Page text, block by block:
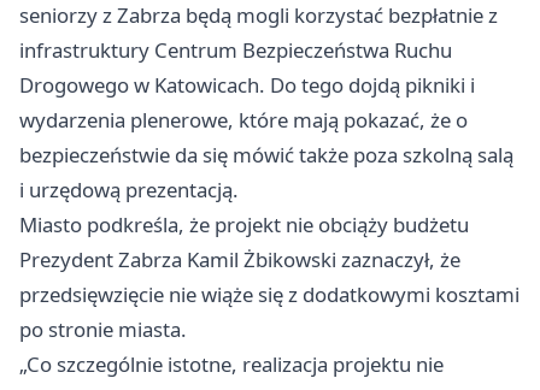
seniorzy z Zabrza będą mogli korzystać bezpłatnie z
infrastruktury Centrum Bezpieczeństwa Ruchu
Drogowego w Katowicach. Do tego dojdą pikniki i
wydarzenia plenerowe, które mają pokazać, że o
bezpieczeństwie da się mówić także poza szkolną salą
i urzędową prezentacją.
Miasto podkreśla, że projekt nie obciąży budżetu
Prezydent Zabrza Kamil Żbikowski zaznaczył, że
przedsięwzięcie nie wiąże się z dodatkowymi kosztami
po stronie miasta.
„Co szczególnie istotne, realizacja projektu nie